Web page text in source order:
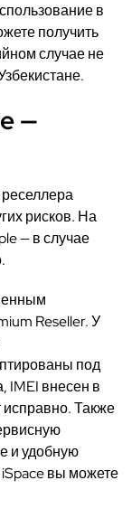
в
получить
случае не
—
рисков. На
— в случае
Reseller. У
под
IMEI внесен в
Также
и удобную
вы можете